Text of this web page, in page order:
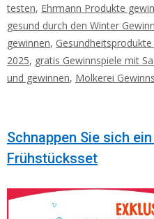
testen, Ehrmann Produkte
gesund durch den Winter
gewinnen,
2025, gratis Gewinnspiele mit
und gewinnen, Molkerei
Schnappen Sie sich
Frühstücksset